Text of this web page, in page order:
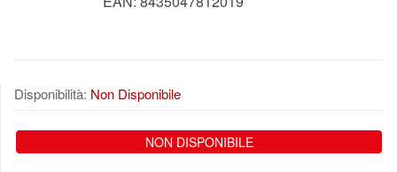
Disponibilità: Non Disponibile
NON DISPONIBILE